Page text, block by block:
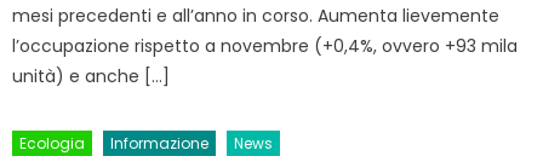
mesi precedenti e all’anno in corso. Aumenta lievemente
l’occupazione rispetto a novembre (+0,4%, ovvero +93 mila
unità) e anche […]
Ecologia Informazione News